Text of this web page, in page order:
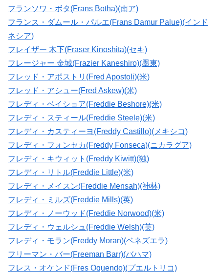
フランソワ・ボタ(Frans Botha)(南ア)
フランス・ダムール・パルエ(Frans Damur Palue)(インド
ネシア)
フレイザー 木下(Fraser Kinoshita)(セキ)
フレージャー 金城(Frazier Kaneshiro)(墨東)
フレッド・アポストリ(Fred Apostoli)(米)
フレッド・アシュー(Fred Askew)(米)
フレディ・ベイショア(Freddie Beshore)(米)
フレディ・スティール(Freddie Steele)(米)
フレディ・カスティーヨ(Freddy Castillo)(メキシコ)
フレディ・フォンセカ(Freddy Fonseca)(ニカラグア)
フレディ・キウィット(Freddy Kiwitt)(独)
フレディ・リトル(Freddie Little)(米)
フレディ・メイスン(Freddie Mensah)(神林)
フレディ・ミルズ(Freddie Mills)(英)
フレディ・ノーウッド(Freddie Norwood)(米)
フレディ・ウェルシュ(Freddie Welsh)(英)
フレディ・モラン(Freddy Moran)(ベネズエラ)
フリーマン・バー(Freeman Barr)(バハマ)
フレス・オケンド(Fres Oquendo)(プエルトリコ)